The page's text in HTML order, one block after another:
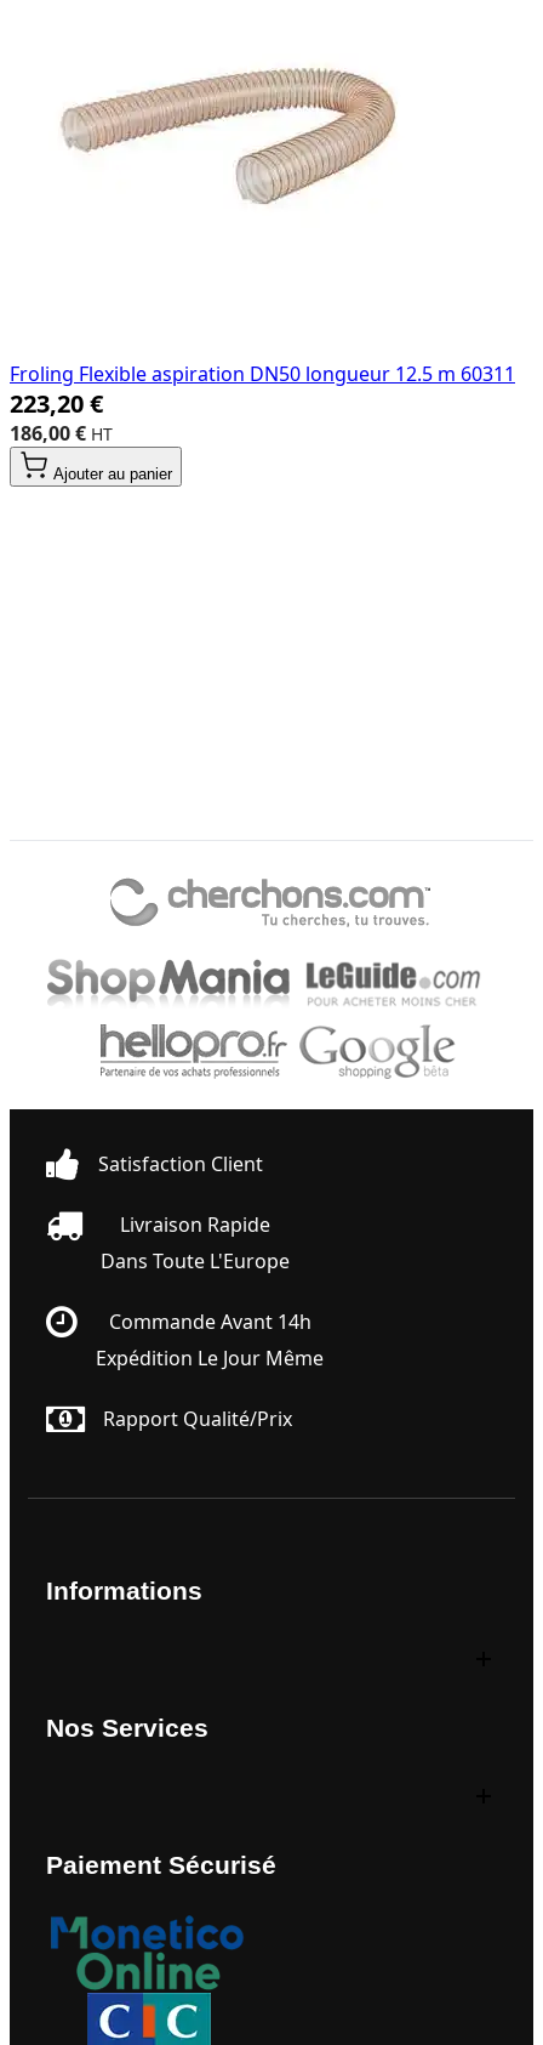
Froling Flexible aspiration DN50 longueur 12.5 m 60311
223,20 €
186,00 €
Ajouter au panier
Satisfaction Client
Livraison Rapide
Dans Toute L'Europe
Commande Avant 14h
Expédition Le Jour Même
Rapport Qualité/prix
Informations
Nos Services
Paiement Sécurisé